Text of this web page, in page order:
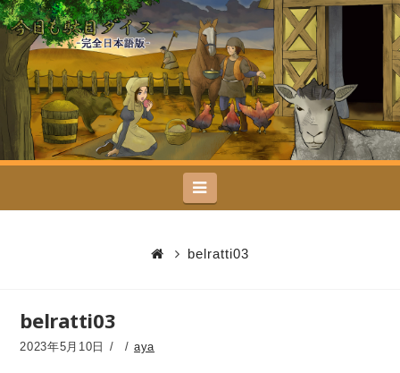
今
日
も
駄
目
イ
ス
Navigation
belratti03
belratti03
2023年5月10日 aya